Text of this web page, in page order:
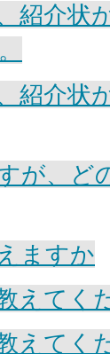
紹介状
紹介状
が、ど
ますか
えてく
えてく